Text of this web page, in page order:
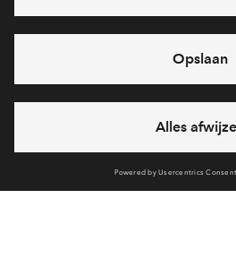
6 dagen per week
via chat en